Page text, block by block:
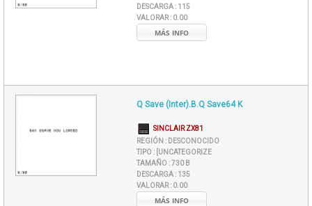
DESCARGA : 115
VALORAR : 0.00
MÁS INFO
Q Save (Inter).B.Q Save64 K
SINCLAIR ZX81
REGIÓN : DESCONOCIDO
TIPO : [UNCATEGORIZE
TAMAÑO :730 B
DESCARGA : 135
VALORAR : 0.00
MÁS INFO